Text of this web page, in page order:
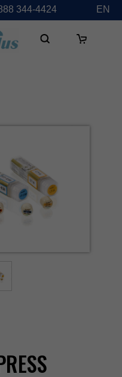
344-4424 EN